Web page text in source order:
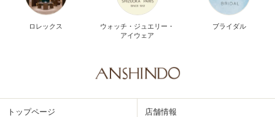
ロレックス
ウォッチ・ジュエリー・
アイウェア
ブライダル
トップページ 店舗情報